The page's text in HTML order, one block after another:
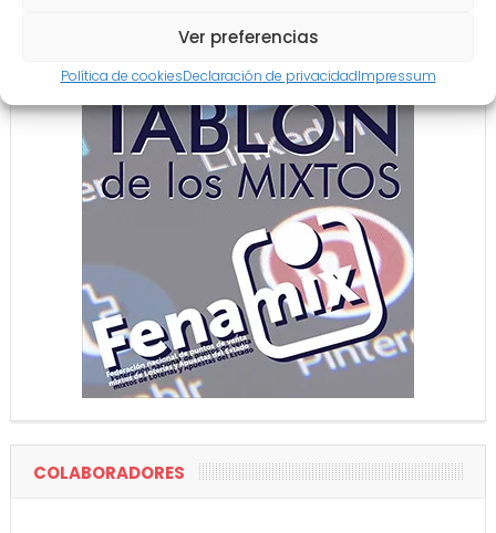
Ver preferencias
Política de cookiesDeclaración de privacidadImpressum
COLABORADORES